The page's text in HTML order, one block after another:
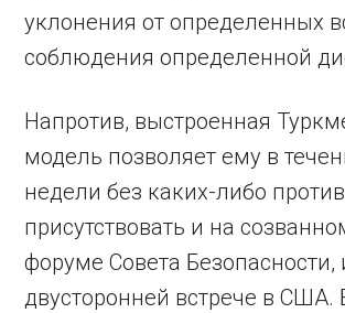
уклонения от определенных
соблюдения определенной
Напротив, выстроенная
модель позволяет ему в
недели без каких-либо
присутствовать и на
форуме Совета Безопасности,
двусторонней встрече в США.